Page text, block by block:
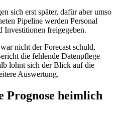
sich erst später, dafür aber umso
Pipeline werden Personal
Investitionen freigegeben.
nicht der Forecast schuld,
die fehlende Datenpflege
lohnt sich der Blick auf die
Auswertung.
Prognose heimlich